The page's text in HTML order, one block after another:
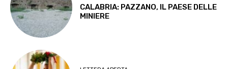
CALABRIA: PAZZANO, IL PAESE DELLE
MINIERE